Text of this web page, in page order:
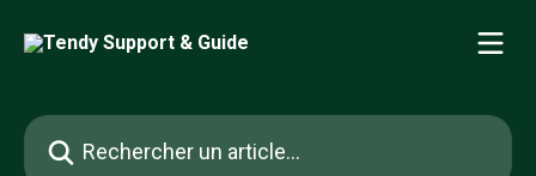
Rechercher un article...